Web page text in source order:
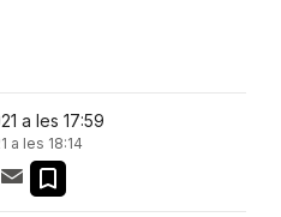
a les 17:59
a les 18:14
Facebook
Email